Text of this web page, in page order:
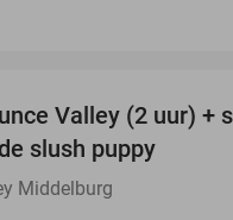
Valley (2 uur) +
slush puppy
Middelburg